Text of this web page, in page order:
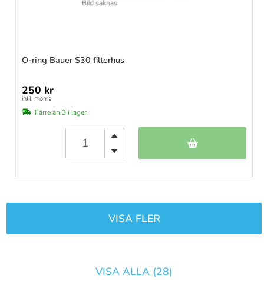
O-ring Bauer S30 filterhus
250 kr
inkl. moms
Färre än 3 i lager
VISA FLER
VISA ALLA (28)